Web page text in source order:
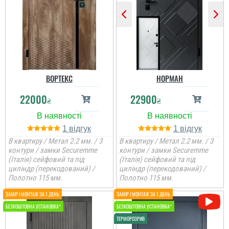
Дуже сподобалось
покриття та те , що
двері мають 4 контури
ущільнення і гарно
утеплені
читати всі відгуки
ВОРТЕКС
22000₴
1
В квартиру / Метал 2.2 мм. / 3
контури / замки Securemme
(Італія) сейфовий та під
циліндр (перекодований) /
Полотно 115 мм.
НОРМАН
22900₴
1
В квартиру / Метал 2.2 мм. / 3
контури / замки Securemme
(Італія) сейфовий та під
циліндр (перекодований) /
Полотно 115 мм.